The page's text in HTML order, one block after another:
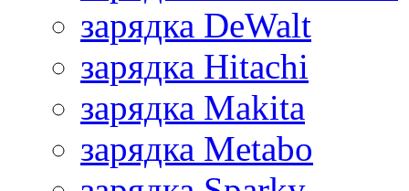
зарядка DeWalt
зарядка Hitachi
зарядка Makita
зарядка Metabo